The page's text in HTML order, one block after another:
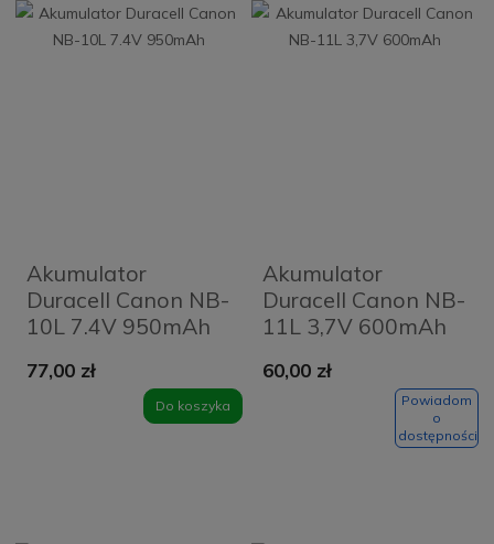
Akumulator
Duracell Canon NB-
10L 7.4V 950mAh
77,00 zł
Do koszyka
Akumulator
Duracell Canon NB-
11L 3,7V 600mAh
60,00 zł
Powiadom
o
dostępności